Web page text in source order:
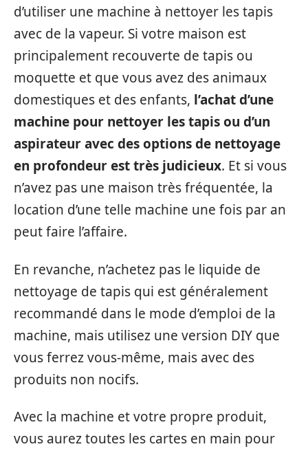
d’utiliser une machine à nettoyer les tapis
avec de la vapeur. Si votre maison est
principalement recouverte de tapis ou
moquette et que vous avez des animaux
domestiques et des enfants, l’achat d’une
machine pour nettoyer les tapis ou d’un
aspirateur avec des options de nettoyage
en profondeur est très judicieux. Et si vous
n’avez pas une maison très fréquentée, la
location d’une telle machine une fois par an
peut faire l’affaire.
En revanche, n’achetez pas le liquide de
nettoyage de tapis qui est généralement
recommandé dans le mode d’emploi de la
machine, mais utilisez une version DIY que
vous ferrez vous-même, mais avec des
produits non nocifs.
Avec la machine et votre propre produit,
vous aurez toutes les cartes en main pour